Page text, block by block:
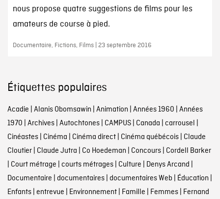
nous propose quatre suggestions de films pour les
amateurs de course à pied.
Documentaire, Fictions, Films | 23 septembre 2016
Étiquettes populaires
Acadie | Alanis Obomsawin | Animation | Années 1960 | Années
1970 | Archives| Autochtones| CAMPUS| Canada | carrousel |
Cinéastes| Cinéma | Cinéma direct| Cinéma québécois| Claude
Cloutier| Claude Jutra | Co Hoedeman | Concours| Cordell Barker
| Court métrage | courts métrages| Culture | Denys Arcand |
Documentaire | documentaires| documentaires Web | Éducation |
Enfants| entrevue | Environnement| Famille | Femmes| Fernand